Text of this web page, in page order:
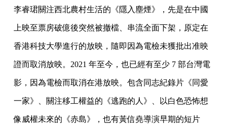
李睿珺關注西北農村生活的《隱入塵煙》，先是在中國
上映至票房破億後突然被撤檔、串流全面下架，原定在
香港科技大學進行的放映，隨即因為電檢未獲批出准映
證而取消放映。2021 年至今，也已經有至少 7 部台灣電
影，因為電檢而取消在港放映。包含同志紀錄片《同愛
一家》、關注移工權益的《逃跑的人》、以白色恐怖想
像威權未來的《赤島》，也有黃信堯導演早期的短片